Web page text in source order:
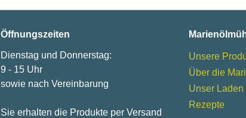
Öffnungszeiten
Dienstag und Donnerstag:
9 - 15 Uhr
sowie nach Vereinbarung
Sie erhalten die Produkte per Versand
Unsere
Über die
Unser Laden
Rezepte